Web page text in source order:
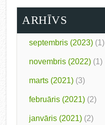
ARHĪVS
septembris (2023) (1)
novembris (2022) (1)
marts (2021) (3)
februāris (2021) (2)
janvāris (2021) (2)